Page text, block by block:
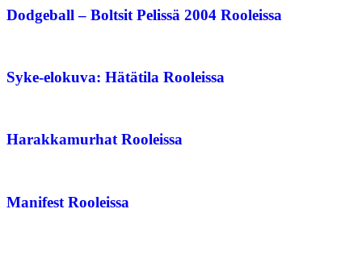
Dodgeball – Boltsit Pelissä 2004 Rooleissa
Syke-elokuva: Hätätila Rooleissa
Harakkamurhat Rooleissa
Manifest Rooleissa